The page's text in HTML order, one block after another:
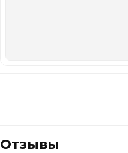
Отзывы